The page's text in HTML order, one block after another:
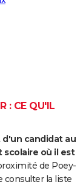
: CE QU'IL
candidat au
scolaire où il est
de Poey-
consulter la liste